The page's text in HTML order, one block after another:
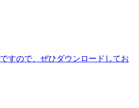
すので、ぜひダウンロードしてお